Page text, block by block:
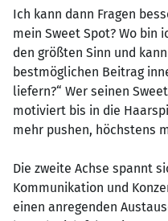
Ich kann dann Fragen
mein Sweet Spot? Wo bin
den größten Sinn und
bestmöglichen Beitrag
liefern?“ Wer seinen
motiviert bis in die
mehr pushen, höchstens
Die zweite Achse spannt
Kommunikation und
einen anregenden